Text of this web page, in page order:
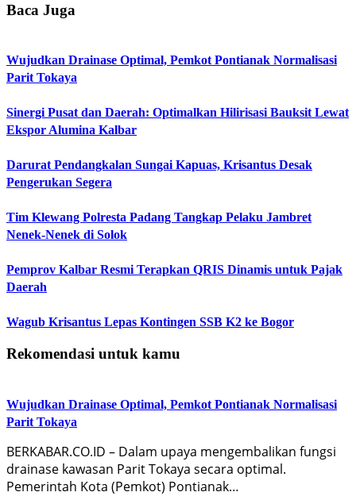
Baca Juga
Wujudkan Drainase Optimal, Pemkot Pontianak Normalisasi
Parit Tokaya
Sinergi Pusat dan Daerah: Optimalkan Hilirisasi Bauksit Lewat
Ekspor Alumina Kalbar
Darurat Pendangkalan Sungai Kapuas, Krisantus Desak
Pengerukan Segera
Tim Klewang Polresta Padang Tangkap Pelaku Jambret
Nenek-Nenek di Solok
Pemprov Kalbar Resmi Terapkan QRIS Dinamis untuk Pajak
Daerah
Wagub Krisantus Lepas Kontingen SSB K2 ke Bogor
Rekomendasi untuk kamu
Wujudkan Drainase Optimal, Pemkot Pontianak Normalisasi
Parit Tokaya
BERKABAR.CO.ID – Dalam upaya mengembalikan fungsi
drainase kawasan Parit Tokaya secara optimal.
Pemerintah Kota (Pemkot) Pontianak…